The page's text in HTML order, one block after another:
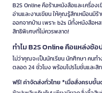
B2S Online คือร้านหนังสือและเครื่อง
อ่านและงานเขียน ให้คุณรู้สึกเหมือนมี
ออกจากบ้าน เพราะ b2s มีทั้งหนังสือ
สิทธิพิเศษที่ไม่ควรพลาด!
ทำไม B2S Online คือแหล่งช้
ไม่ว่าคุณจะเป็นนักเรียน นักศึกษา คน
ตลอด 24 ชั่วโมง พร้อมโปรโมชั่นและสิ
ฟรี! ค่าจัดส่งทั่วไทย *เมื่อสั่งครบขั้